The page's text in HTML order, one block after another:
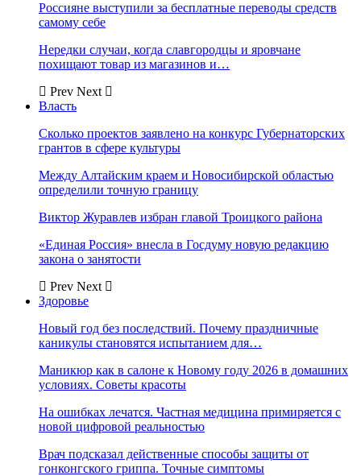
Россияне выступили за бесплатные переводы средств
самому себе
Нередки случаи, когда славгородцы и яровчане
похищают товар из магазинов и…
Prev Next
Власть
Сколько проектов заявлено на конкурс Губернаторских
грантов в сфере культуры
Между Алтайским краем и Новосибирской областью
определили точную границу
Виктор Журавлев избран главой Троицкого района
«Единая Россия» внесла в Госдуму новую редакцию
закона о занятости
Prev Next
Здоровье
Новый год без последствий. Почему праздничные
каникулы становятся испытанием для…
Маникюр как в салоне к Новому году 2026 в домашних
условиях. Советы красоты
На ошибках лечатся. Частная медицина примиряется с
новой цифровой реальностью
Врач подсказал действенные способы защиты от
гонконгского гриппа. Точные симптомы